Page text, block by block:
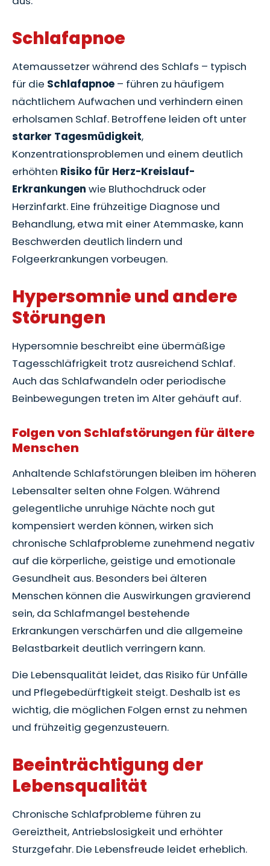
Schlafapnoe
Atemaussetzer während des Schlafs – typisch
für die Schlafapnoe – führen zu häufigem
nächtlichem Aufwachen und verhindern einen
erholsamen Schlaf. Betroffene leiden oft unter
starker Tagesmüdigkeit,
Konzentrationsproblemen und einem deutlich
erhöhten Risiko für Herz-Kreislauf-
Erkrankungen wie Bluthochdruck oder
Herzinfarkt. Eine frühzeitige Diagnose und
Behandlung, etwa mit einer Atemmaske, kann
Beschwerden deutlich lindern und
Folgeerkrankungen vorbeugen.
Hypersomnie und andere
Störungen
Hypersomnie beschreibt eine übermäßige
Tagesschläfrigkeit trotz ausreichend Schlaf.
Auch das Schlafwandeln oder periodische
Beinbewegungen treten im Alter gehäuft auf.
Folgen von Schlafstörungen für ältere
Menschen
Anhaltende Schlafstörungen bleiben im höheren
Lebensalter selten ohne Folgen. Während
gelegentliche unruhige Nächte noch gut
kompensiert werden können, wirken sich
chronische Schlafprobleme zunehmend negativ
auf die körperliche, geistige und emotionale
Gesundheit aus. Besonders bei älteren
Menschen können die Auswirkungen gravierend
sein, da Schlafmangel bestehende
Erkrankungen verschärfen und die allgemeine
Belastbarkeit deutlich verringern kann.
Die Lebensqualität leidet, das Risiko für Unfälle
und Pflegebedürftigkeit steigt. Deshalb ist es
wichtig, die möglichen Folgen ernst zu nehmen
und frühzeitig gegenzusteuern.
Beeinträchtigung der
Lebensqualität
Chronische Schlafprobleme führen zu
Gereiztheit, Antriebslosigkeit und erhöhter
Sturzgefahr. Die Lebensfreude leidet erheblich.